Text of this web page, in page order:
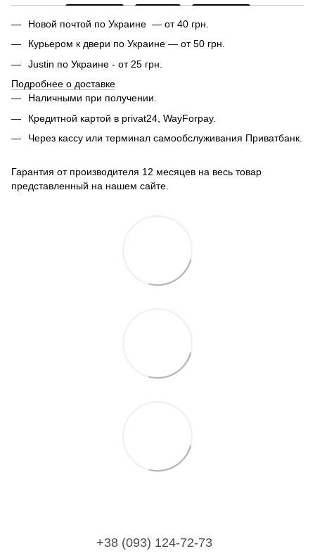
Новой почтой по Украине — от 40 грн.
Курьером к двери по Украине — от 50 грн.
Justin по Украине - от 25 грн.
Подробнее о доставке
Наличными при получении.
Кредитной картой в privat24, WayForpay.
Через кассу или терминал самообслуживания Приватбанк.
Гарантия от производителя 12 месяцев на весь товар
представленный на нашем сайте.
+38 (093) 124-72-73